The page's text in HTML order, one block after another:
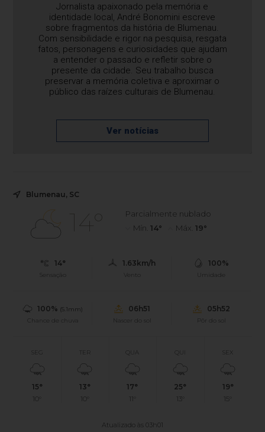
Jornalista apaixonado pela memória e
identidade local, André Bonomini escreve
sobre fragmentos da história de Blumenau.
Com sensibilidade e rigor na pesquisa, resgata
fatos, personagens e curiosidades que ajudam
a entender o passado e refletir sobre o
presente da cidade. Seu trabalho busca
preservar a memória coletiva e aproximar o
público das raízes culturais de Blumenau.
Ver notícias
Blumenau, SC
14°
Parcialmente nublado
Mín. 14° Máx. 19°
14°
Sensação
1.63km/h
Vento
100%
Umidade
100% (5.1mm)
Chance de chuva
06h51
Nascer do sol
05h52
Pôr do sol
SEG
15°
10°
TER
13°
10°
QUA
17°
11°
25°
13°
SEX
19°
15°
Atualizado às 03h01